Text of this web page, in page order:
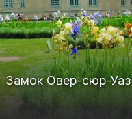
Замок Овер-сюр-Уаз